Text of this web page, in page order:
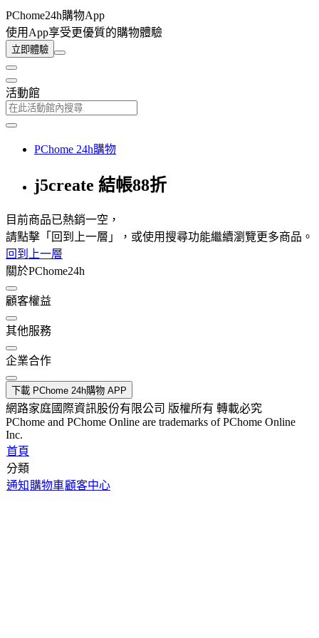
PChome24h購物App
使用App享受更優質的購物體驗
立即體驗
活動館
PChome 24h購物
j5create 結帳88折
目前商品已熱銷一空，
請點擊「回到上一層」，或使用搜尋功能繼續瀏覽更多商品。
回到上一層
關於PChome24h
顧客權益
其他服務
企業合作
下載 PChome 24h購物 APP
網路家庭國際資訊股份有限公司 版權所有 轉載必究
PChome and PChome Online are trademarks of PChome Online
Inc.
首頁
分類
通知 購物車顧客中心